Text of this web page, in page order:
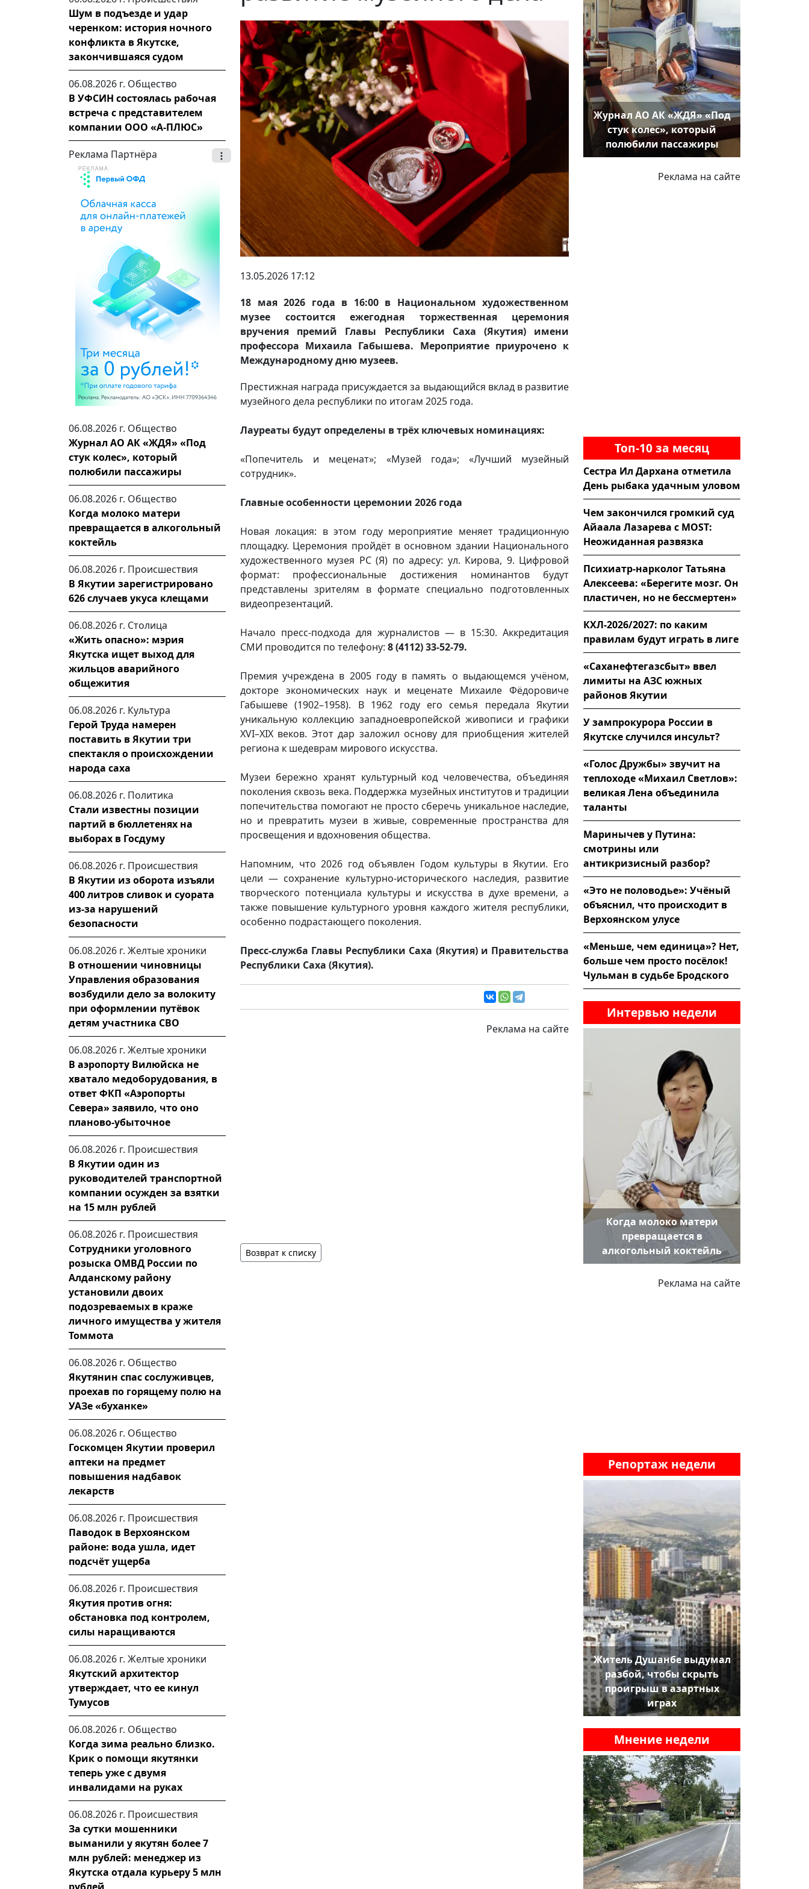
Шум в подъезде и удар
черенком: история ночного
конфликта в Якутске,
закончившаяся судом
06.08.2026 г. Общество
В УФСИН состоялась рабочая
встреча с представителем
компании ООО «А-ПЛЮС»
Реклама Партнёра
06.08.2026 г. Общество
Журнал АО АК «ЖДЯ» «Под
стук колес», который
полюбили пассажиры
06.08.2026 г. Общество
Когда молоко матери
превращается в алкогольный
коктейль
06.08.2026 г. Происшествия
В Якутии зарегистрировано
626 случаев укуса клещами
06.08.2026 г. Столица
«Жить опасно»: мэрия
Якутска ищет выход для
жильцов аварийного
общежития
06.08.2026 г. Культура
Герой Труда намерен
поставить в Якутии три
спектакля о происхождении
народа саха
06.08.2026 г. Политика
Стали известны позиции
партий в бюллетенях на
выборах в Госдуму
06.08.2026 г. Происшествия
В Якутии из оборота изъяли
400 литров сливок и суората
из-за нарушений
безопасности
06.08.2026 г. Желтые хроники
В отношении чиновницы
Управления образования
возбудили дело за волокиту
при оформлении путёвок
детям участника СВО
06.08.2026 г. Желтые хроники
В аэропорту Вилюйска не
хватало медоборудования, в
ответ ФКП «Аэропорты
Севера» заявило, что оно
планово-убыточное
06.08.2026 г. Происшествия
В Якутии один из
руководителей транспортной
компании осужден за взятки
на 15 млн рублей
06.08.2026 г. Происшествия
Сотрудники уголовного
розыска ОМВД России по
Алданскому району
установили двоих
подозреваемых в краже
личного имущества у жителя
Томмота
06.08.2026 г. Общество
Якутянин спас сослуживцев,
проехав по горящему полю на
УАЗе «буханке»
06.08.2026 г. Общество
Госкомцен Якутии проверил
аптеки на предмет
повышения надбавок
лекарств
06.08.2026 г. Происшествия
Паводок в Верхоянском
районе: вода ушла, идет
подсчёт ущерба
06.08.2026 г. Происшествия
Якутия против огня:
обстановка под контролем,
силы наращиваются
06.08.2026 г. Желтые хроники
Якутский архитектор
утверждает, что ее кинул
Тумусов
06.08.2026 г. Общество
Когда зима реально близко.
Крик о помощи якутянки
теперь уже с двумя
инвалидами на руках
06.08.2026 г. Происшествия
За сутки мошенники
выманили у якутян более 7
млн рублей: менеджер из
Якутска отдала курьеру 5 млн
13.05.2026 17:12
18 мая 2026 года в 16:00 в Национальном художественном
музее состоится ежегодная торжественная церемония
вручения премий Главы Республики Саха (Якутия) имени
профессора Михаила Габышева. Мероприятие приурочено к
Международному дню музеев.
Престижная награда присуждается за выдающийся вклад в развитие
музейного дела республики по итогам 2025 года.
Лауреаты будут определены в трёх ключевых номинациях:
«Попечитель и меценат»; «Музей года»; «Лучший музейный
сотрудник».
Главные особенности церемонии 2026 года
Новая локация: в этом году мероприятие меняет традиционную
площадку. Церемония пройдёт в основном здании Национального
художественного музея РС (Я) по адресу: ул. Кирова, 9. Цифровой
формат: профессиональные достижения номинантов будут
представлены зрителям в формате специально подготовленных
видеопрезентаций.
Начало пресс-подхода для журналистов — в 15:30. Аккредитация
СМИ проводится по телефону: 8 (4112) 33-52-79.
Премия учреждена в 2005 году в память о выдающемся учёном,
докторе экономических наук и меценате Михаиле Фёдоровиче
Габышеве (1902–1958). В 1962 году его семья передала Якутии
уникальную коллекцию западноевропейской живописи и графики
XVI–XIX веков. Этот дар заложил основу для приобщения жителей
региона к шедеврам мирового искусства.
Музеи бережно хранят культурный код человечества, объединяя
поколения сквозь века. Поддержка музейных институтов и традиции
попечительства помогают не просто сберечь уникальное наследие,
но и превратить музеи в живые, современные пространства для
просвещения и вдохновения общества.
Напомним, что 2026 год объявлен Годом культуры в Якутии. Его
цели — сохранение культурно-исторического наследия, развитие
творческого потенциала культуры и искусства в духе времени, а
также повышение культурного уровня каждого жителя республики,
особенно подрастающего поколения.
Пресс-служба Главы Республики Саха (Якутия) и Правительства
Республики Саха (Якутия).
Реклама на сайте
Возврат к списку
Журнал АО АК «ЖДЯ» «Под
стук колес», который
полюбили пассажиры
Реклама на сайте
Топ-10 за месяц
Сестра Ил Дархана отметила
День рыбака удачным уловом
Чем закончился громкий суд
Айаала Лазарева с MOST:
Неожиданная развязка
Психиатр-нарколог Татьяна
Алексеева: «Берегите мозг. Он
пластичен, но не бессмертен»
КХЛ-2026/2027: по каким
правилам будут играть в лиге
«Саханефтегазсбыт» ввел
лимиты на АЗС южных
районов Якутии
У зампрокурора России в
Якутске случился инсульт?
«Голос Дружбы» звучит на
теплоходе «Михаил Светлов»:
великая Лена объединила
таланты
Маринычев у Путина:
смотрины или
антикризисный разбор?
«Это не половодье»: Учёный
объяснил, что происходит в
Верхоянском улусе
«Меньше, чем единица»? Нет,
больше чем просто посёлок!
Чульман в судьбе Бродского
Интервью недели
Когда молоко матери
превращается в
алкогольный коктейль
Реклама на сайте
Репортаж недели
Житель Душанбе выдумал
разбой, чтобы скрыть
проигрыш в азартных
играх
Мнение недели